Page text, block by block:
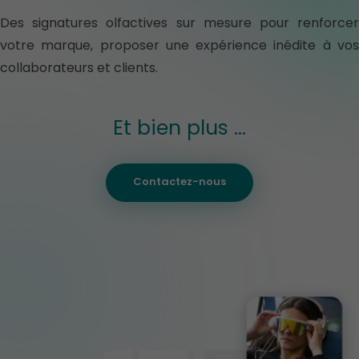
Des signatures olfactives sur mesure pour renforcer
votre marque, proposer une expérience inédite à vos
collaborateurs et clients.
Et bien plus …
Contactez-nous